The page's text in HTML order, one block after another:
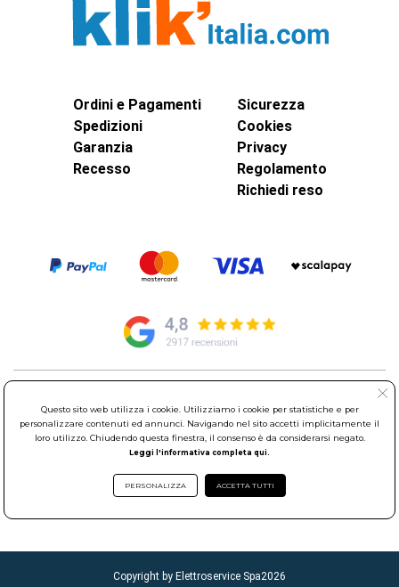
Ordini e Pagamenti
Spedizioni
Garanzia
Recesso
Sicurezza
Cookies
Privacy
Regolamento
Richiedi reso
00015 Monterotondo Scalo (RM)
Partita Iva: 01586761007 - Codice Fiscale: 06634500588 Capitale
Sociale 1.600.000,00 Euro i.v. Iscritto al Registro delle Imprese di
Sede Operativa: Via Leonardo da Vinci, 40 - 00015 Monterotondo
Scalo (RM) - Telefono:06.90095358
Copyright by Elettroservice Spa2026
Questo sito web utilizza i cookie. Utilizziamo i cookie per statistiche e per
personalizzare contenuti ed annunci. Navigando nel sito accetti implicitamente il
loro utilizzo. Chiudendo questa finestra, il consenso è da considerarsi negato.
Leggi l'informativa completa qui.
PERSONALIZZA ACCETTA TUTTI